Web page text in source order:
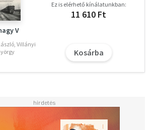
V
Villányi
Ez is elérhető kínálatunkban:
11 610 Ft
Kosárba